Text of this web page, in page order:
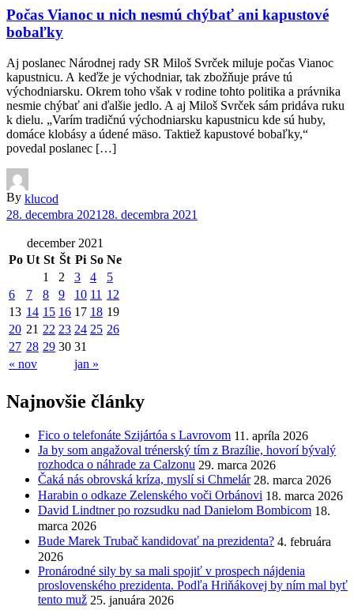
Počas Vianoc u nich nesmú chýbať ani kapustové
bobaľky
Aj poslanec Národnej rady SR Miloš Svrček miluje počas Vianoc
kapustnicu. A keďže je východniar, tak zbožňuje práve tú
východniarsku. Okrem toho však v rodine tohto politika a právnika
nesmie chýbať ani ďalšie jedlo. A aj Miloš Svrček sám pridáva ruku
k dielu. „Varím tradičnú východniarsku kapustnicu kde sú huby,
domáce klobásy a údené mäso. Taktiež kapustové bobaľky,“
povedal poslanec […]
By klucod
28. decembra 2021 28. decembra 2021
december 2021
Po Ut St Št Pi So Ne
« nov jan »
1 2 3 4
5
6
7 8 9 10 11 12
13 14 15 16 17 18 19
20 21 22 23 24 25 26
27 28 29 30 31
Najnovšie články
Fico o telefonáte Szijártóa s Lavrovom 11. apríla 2026
Ja by som angažoval trénerský tím z Brazílie, hovorí bývalý
rozhodca o náhrade za Calzonu 29. marca 2026
Čaká nás obrovská kríza, myslí si Chmelár 28. marca 2026
Harabin o odkaze Zelenského voči Orbánovi 18. marca 2026
David Lindtner po rozsudku nad Danielom Bombicom 18.
marca 2026
Bude Marek Trubač kandidovať na prezidenta? 4. februára
2026
Pronárodné sily by sa mali spojiť v prospech nájdenia
proslovenského prezidenta. Podľa Hriňákovej by ním mal byť
tento muž 25. januára 2026